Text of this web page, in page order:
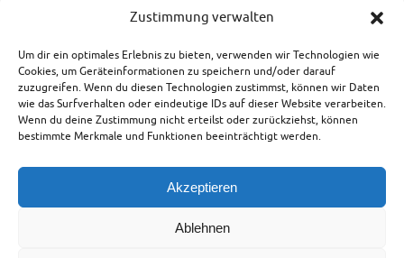
Zustimmung verwalten
Um dir ein optimales Erlebnis zu bieten, verwenden wir Technologien wie
Cookies, um Geräteinformationen zu speichern und/oder darauf
zuzugreifen. Wenn du diesen Technologien zustimmst, können wir Daten
wie das Surfverhalten oder eindeutige IDs auf dieser Website verarbeiten.
Wenn du deine Zustimmung nicht erteilst oder zurückziehst, können
bestimmte Merkmale und Funktionen beeinträchtigt werden.
Akzeptieren
Ablehnen
Rechtlicher Hinweis
Es gilt der aktuelle Preis in den jeweiligen Shops. Als Amazon-
Partner verdienen wir an qualifizierten Verkäufen.
Wir wünschen Ihnen viel Freude bei der Schatzsuche und allzeit